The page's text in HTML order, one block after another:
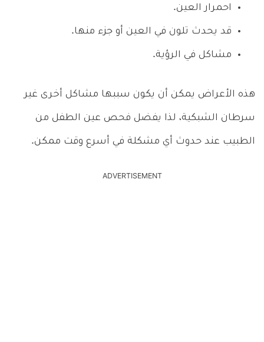
احمرار العين.
قد يحدث تلون في العين أو جزء منها.
مشاكل في الرؤية.
هذه الأعراض يمكن أن يكون سببها مشاكل أخرى غير
سرطان الشبكية، لذا يفضل فحص عين الطفل من
الطبيب عند حدوث أي مشكلة في أسرع وقت ممكن.
ADVERTISEMENT